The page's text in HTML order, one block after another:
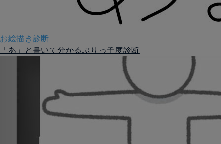
お絵描き診断
「あ」と書いて分かるぶりっ子度診断